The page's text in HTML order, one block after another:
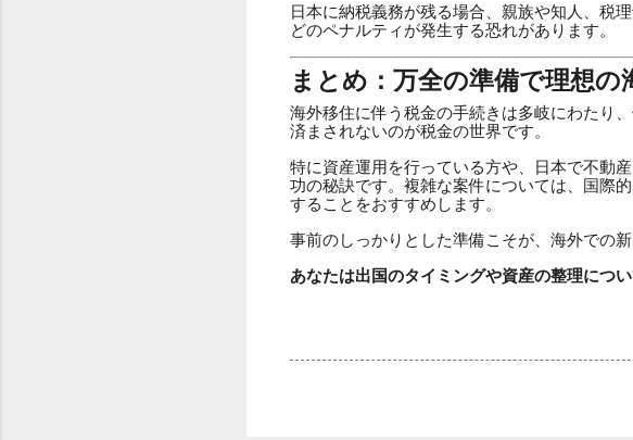
日本に納税義務が残る場合、親族や知人、税
どのペナルティが発生する恐れがあります。
まとめ：万全の準備で理想の
海外移住に伴う税金の手続きは多岐にわたり
済まされないのが税金の世界です。
特に資産運用を行っている方や、日本で不動
功の秘訣です。複雑な案件については、国際
することをおすすめします。
事前のしっかりとした準備こそが、海外での
あなたは出国のタイミングや資産の整理につ